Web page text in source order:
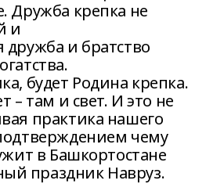
Дружба крепка не
и
и братство
будет Родина крепка.
– там и свет. И это не
практика нашего
чему
в Башкортостане
праздник Навруз.